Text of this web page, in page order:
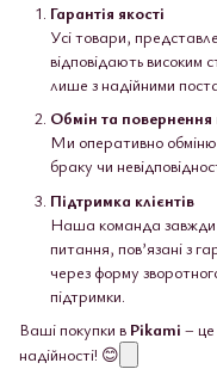
Гарантія якості
Усі товари,
відповідають
лише з надійними
Обмін та повернення
Ми оперативно
браку чи
Підтримка клієнтів
Наша команда завжди
питання, пов’язані з
через форму
підтримки.
Ваші покупки в Pikami – це
надійності! 😊